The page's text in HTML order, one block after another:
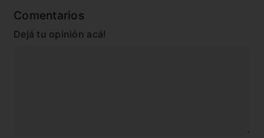
Comentarios
Dejá tu opinión acá!